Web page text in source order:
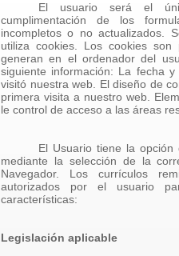
El usuario será el
cumplimentación de los
incompletos o no actualizados.
utiliza cookies. Los cookies
generan en el ordenador del
siguiente información: La fecha
visitó nuestra web. El diseño de
primera visita a nuestro web.
le control de acceso a las áreas
El Usuario tiene la
mediante la selección de la
Navegador. Los currículos
autorizados por el usuario
características:
Legislación aplicable